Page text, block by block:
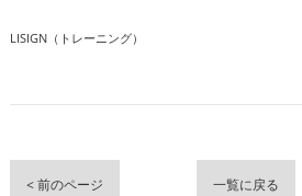
LISIGN（トレーニング）
< 前のページ 一覧に戻る